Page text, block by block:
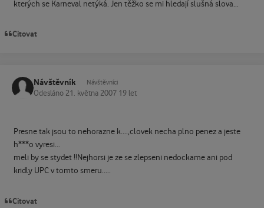
kterých se Karneval netýká. Jen těžko se mi hledají slušná slova...
Citovat
Návštěvník Návštěvníci
Odesláno 21. května 2007 19 let
Presne tak jsou to nehorazne k....,clovek necha plno penez a jeste
h***o vyresi...
meli by se stydet !!Nejhorsi je ze se zlepseni nedockame ani pod
kridly UPC v tomto smeru.....
Citovat